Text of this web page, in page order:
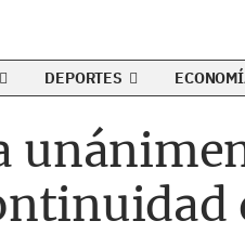
DEPORTES